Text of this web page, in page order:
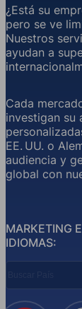
MARKETING
IDIOMAS:
¿Está su
pero se ve
Nuestros
ayudan a
Cada
investigan su
EE. UU. o
audiencia y
global con